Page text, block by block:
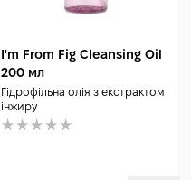
I'm From Fig Cleansing Oil
200 мл
Гідрофільна олія з екстрактом
інжиру